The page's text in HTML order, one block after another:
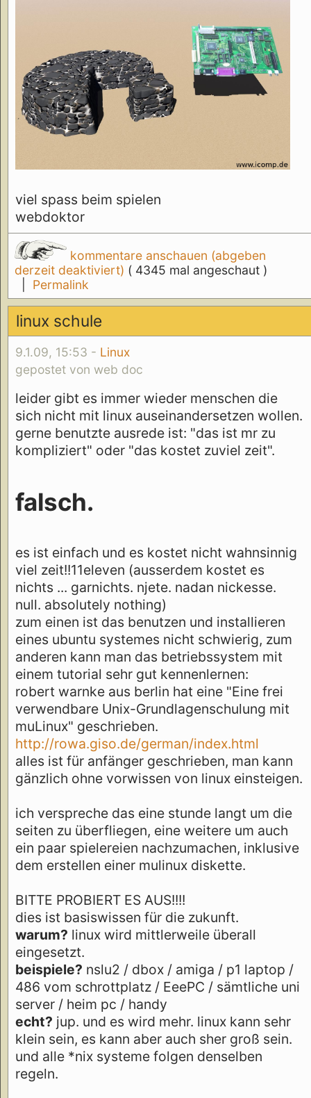
viel spass beim spielen
webdoktor
kommentare anschauen (abgeben
derzeit deaktiviert) ( 4345 mal angeschaut )
Permalink
linux schule
9.1.09, 15:53 - Linux
gepostet von web doc
leider gibt es immer wieder menschen die
sich nicht mit linux auseinandersetzen wollen.
gerne benutzte ausrede ist: "das ist mr zu
kompliziert" oder "das kostet zuviel zeit".
falsch.
es ist einfach und es kostet nicht wahnsinnig
viel zeit!!11eleven (ausserdem kostet es
nichts ... garnichts. njete. nadan nickesse.
null. absolutely nothing)
zum einen ist das benutzen und installieren
eines ubuntu systemes nicht schwierig, zum
anderen kann man das betriebssystem mit
einem tutorial sehr gut kennenlernen:
robert warnke aus berlin hat eine "Eine frei
verwendbare Unix-Grundlagenschulung mit
muLinux" geschrieben.
http://rowa.giso.de/german/index.html
alles ist für anfänger geschrieben, man kann
gänzlich ohne vorwissen von linux einsteigen.
ich verspreche das eine stunde langt um die
seiten zu überfliegen, eine weitere um auch
ein paar spielereien nachzumachen, inklusive
dem erstellen einer mulinux diskette.
BITTE PROBIERT ES AUS!!!!
dies ist basiswissen für die zukunft.
warum? linux wird mittlerweile überall
eingesetzt.
beispiele? nslu2 / dbox / amiga / p1 laptop /
486 vom schrottplatz / EeePC / sämtliche uni
server / heim pc / handy
echt? jup. und es wird mehr. linux kann sehr
klein sein, es kann aber auch sher groß sein.
und alle *nix systeme folgen denselben
regeln.